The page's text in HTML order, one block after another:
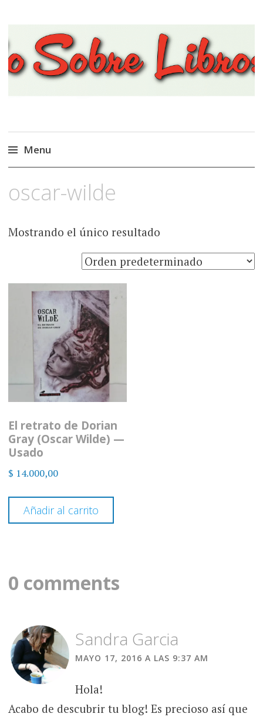
Viajando Sobre Libros
Menu
al
oscar-wilde
Mostrando el único resultado
El retrato de Dorian
Gray (Oscar Wilde) —
Usado
$ 14.000,00
Añadir al carrito
0 comments
Sandra Garcia
MAYO 17, 2016 A LAS 9:37 AM
Hola!
Acabo de descubrir tu blog! Es precioso así que